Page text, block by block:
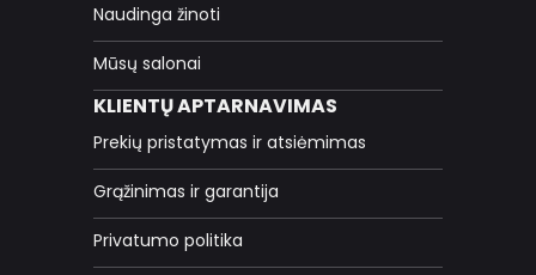
Naudinga žinoti
Mūsų salonai
KLIENTŲ APTARNAVIMAS
Prekių pristatymas ir atsiėmimas
Grąžinimas ir garantija
Privatumo politika